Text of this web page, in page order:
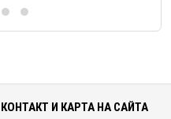
КОНТАКТ И КАРТА НА САЙТА